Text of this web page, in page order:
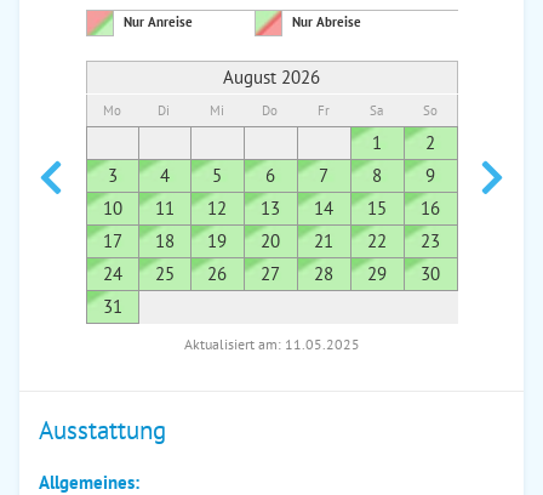
Nur Anreise Nur Abreise
August 2026
Mo Di Mi Do Fr Sa So
1
2
3
4 5 6 7 8
9
10
11 12 13 14 15
16
17
18 19 20 21 22
23
24
25 26 27 28 29
30
31
7
Aktualisiert am: 11.05.2025
Ausstattung
Allgemeines: